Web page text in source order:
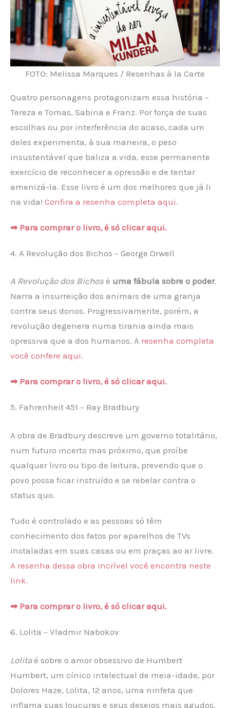
FOTO: Melissa Marques / Resenhas à la Carte
Quatro personagens protagonizam essa história –
Tereza e Tomas, Sabina e Franz. Por força de suas
escolhas ou por interferência do acaso, cada um
deles experimenta, à sua maneira, o peso
insustentável que baliza a vida, esse permanente
exercício de reconhecer a opressão e de tentar
amenizá-la. Esse livro é um dos melhores que já li
na vida! Confira a resenha completa aqui.
➡ Para comprar o livro, é só clicar aqui.
4. A Revolução dos Bichos – George Orwell
A Revolução dos Bichos é uma fábula sobre o poder.
Narra a insurreição dos animais de uma granja
contra seus donos. Progressivamente, porém, a
revolução degenera numa tirania ainda mais
opressiva que a dos humanos. A resenha completa
você confere aqui.
➡ Para comprar o livro, é só clicar aqui.
5. Fahrenheit 451 – Ray Bradbury
A obra de Bradbury descreve um governo totalitário,
num futuro incerto mas próximo, que proíbe
qualquer livro ou tipo de leitura, prevendo que o
povo possa ficar instruído e se rebelar contra o
status quo.
Tudo é controlado e as pessoas só têm
conhecimento dos fatos por aparelhos de TVs
instaladas em suas casas ou em praças ao ar livre.
A resenha dessa obra incrível você encontra neste
link.
➡ Para comprar o livro, é só clicar aqui.
6. Lolita – Vladmir Nabokov
Lolitaé sobre o amor obsessivo de Humbert
Humbert, um cínico intelectual de meia-idade, por
Dolores Haze, Lolita, 12 anos, uma ninfeta que
inflama suas loucuras e seus desejos mais agudos.